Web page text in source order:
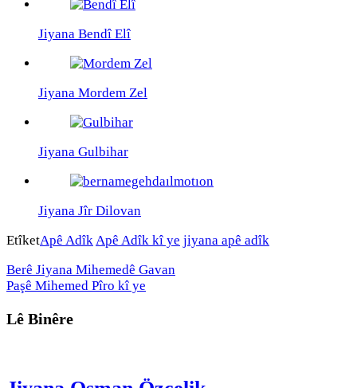
Jiyana Bendî Elî
Jiyana Mordem Zel
Jiyana Gulbihar
Jiyana Jîr Dilovan
EtîketApê AdîkApê Adîk kî ye jiyana apê adîk
Berê Jiyana Mihemedê Gavan
Paşê Mihemed Pîro kî ye
Lê Binêre